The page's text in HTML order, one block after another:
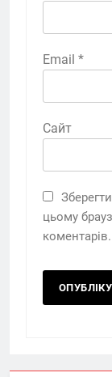
Email *
Сайт
цьому
коментарів.